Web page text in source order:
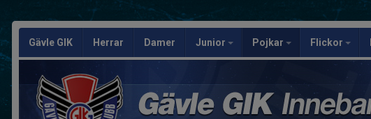
Gävle GIK Herrar Damer Junior Pojkar Flickor